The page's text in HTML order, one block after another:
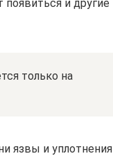
и другие
только на
язвы и уплотнения